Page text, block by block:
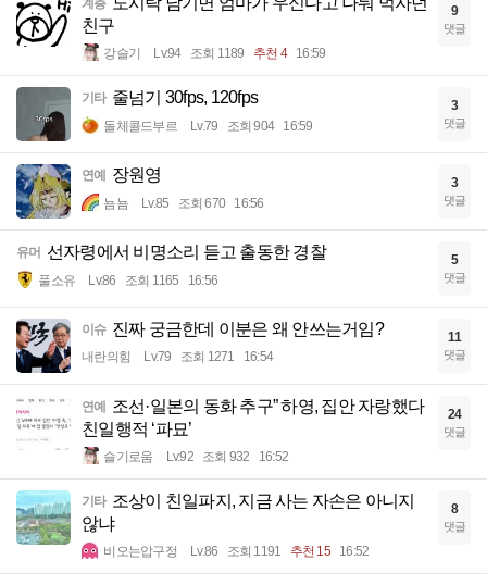
계층
친구
강슬기 Lv.94 조회 1189 추천 4 16:59
9
댓글
기타 줄넘기 30fps, 120fps
돌체콜드부르 Lv.79 조회 904 16:59
3
댓글
연예 장원영
뇸뇸 Lv.85 조회 670 16:56
3
댓글
유머 선자령에서 비명소리 듣고 출동한 경찰
풀소유 Lv.86 조회 1165 16:56
5
댓글
이슈 진짜 궁금한데 이분은 왜 안쓰는거임?
내란의힘 Lv.79 조회 1271 16:54
11
댓글
연예
조선·일본의 동화 추구” 하영, 집안 자랑했다
친일행적 ‘파묘’
슬기로움 Lv.92 조회 932 16:52
24
댓글
기타 조상이 친일파지, 지금 사는 자손은 아니지
않냐
비오는압구정 Lv.86 조회 1191 추천 15 16:52
8
댓글